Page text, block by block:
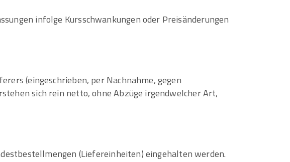
infolge Kursschwankungen oder Preisänderungen
(eingeschrieben, per Nachnahme, gegen
sich rein netto, ohne Abzüge irgendwelcher Art,
(Liefereinheiten) eingehalten werden.